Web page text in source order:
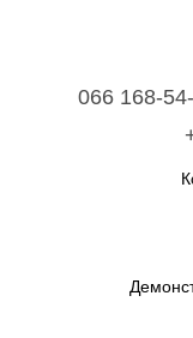
066 168-